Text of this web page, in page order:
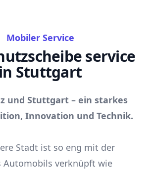
Mobiler Service
service
in Stuttgart
und Stuttgart – ein starkes
Innovation und Technik.
Stadt ist so eng mit der
Automobils verknüpft wie